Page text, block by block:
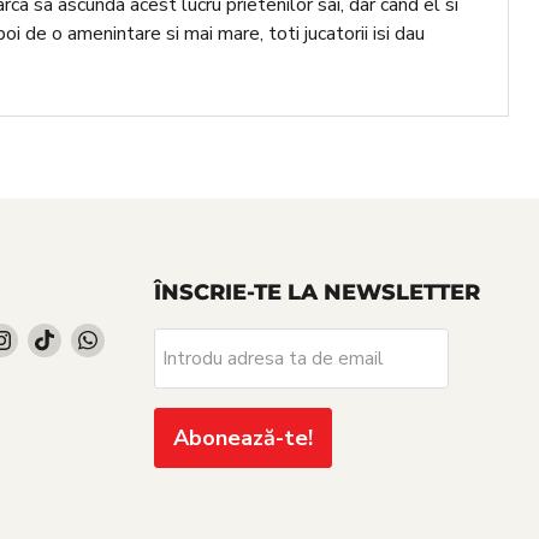
de o amenintare si mai mare, toti jucatorii isi dau
Find Find Find
WhatsApp
ÎNSCRIE-TE LA NEWSLETTER
Introdu adresa ta de email
Abonează-te!